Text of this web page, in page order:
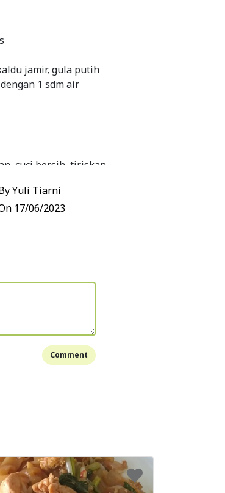
jamir, gula putih
1 sdm air
cuci bersih, tiriskan
beri air masukkan wortel dan
matang.
gula, merica, gula putih dan saos
Yuli Tiarni
17/06/2023
Comment